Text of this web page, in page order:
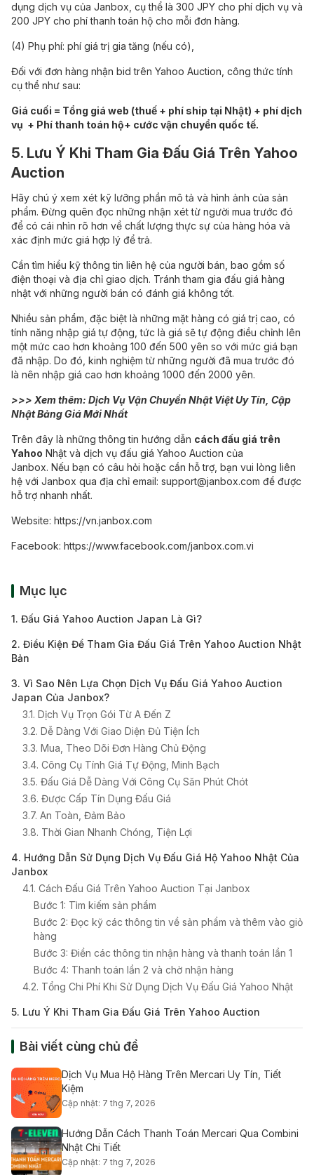
dụng dịch vụ của Janbox, cụ thể là 300 JPY cho phí dịch vụ và
200 JPY cho phí thanh toán hộ cho mỗi đơn hàng.
(4) Phụ phí: phí giá trị gia tăng (nếu có),
Đối với đơn hàng nhận bid trên Yahoo Auction, công thức tính
cụ thể như sau:
Giá cuối = Tổng giá web (thuế + phí ship tại Nhật) + phí dịch
vụ + Phí thanh toán hộ+ cước vận chuyển quốc tế.
5. Lưu Ý Khi Tham Gia Đấu Giá Trên Yahoo
Auction
Hãy chú ý xem xét kỹ lưỡng phần mô tả và hình ảnh của sản
phẩm. Đừng quên đọc những nhận xét từ người mua trước đó
để có cái nhìn rõ hơn về chất lượng thực sự của hàng hóa và
xác định mức giá hợp lý để trả.
Cần tìm hiểu kỹ thông tin liên hệ của người bán, bao gồm số
điện thoại và địa chỉ giao dịch. Tránh tham gia đấu giá hàng
nhật với những người bán có đánh giá không tốt.
Nhiều sản phẩm, đặc biệt là những mặt hàng có giá trị cao, có
tính năng nhập giá tự động, tức là giá sẽ tự động điều chỉnh lên
một mức cao hơn khoảng 100 đến 500 yên so với mức giá bạn
đã nhập. Do đó, kinh nghiệm từ những người đã mua trước đó
là nên nhập giá cao hơn khoảng 1000 đến 2000 yên.
>>> Xem thêm: Dịch Vụ Vận Chuyển Nhật Việt Uy Tín, Cập
Nhật Bảng Giá Mới Nhất
Trên đây là những thông tin hướng dẫn cách đấu giá trên
Yahoo Nhật và dịch vụ đấu giá Yahoo Auction của
Janbox. Nếu bạn có câu hỏi hoặc cần hỗ trợ, bạn vui lòng liên
hệ với Janbox qua địa chỉ email: support@janbox.com để được
hỗ trợ nhanh nhất.
Website: https://vn.janbox.com
Facebook: https://www.facebook.com/janbox.com.vi
Mục lục
1. Đấu Giá Yahoo Auction Japan Là Gì?
2. Điều Kiện Để Tham Gia Đấu Giá Trên Yahoo Auction Nhật
Bản
3. Vì Sao Nên Lựa Chọn Dịch Vụ Đấu Giá Yahoo Auction
Japan Của Janbox?
3.1. Dịch Vụ Trọn Gói Từ A Đến Z
3.2. Dễ Dàng Với Giao Diện Đủ Tiện Ích
3.3. Mua, Theo Dõi Đơn Hàng Chủ Động
3.4. Công Cụ Tính Giá Tự Động, Minh Bạch
3.5. Đấu Giá Dễ Dàng Với Công Cụ Săn Phút Chót
3.6. Được Cấp Tín Dụng Đấu Giá
3.7. An Toàn, Đảm Bảo
3.8. Thời Gian Nhanh Chóng, Tiện Lợi
4. Hướng Dẫn Sử Dụng Dịch Vụ Đấu Giá Hộ Yahoo Nhật Của
Janbox
4.1. Cách Đấu Giá Trên Yahoo Auction Tại Janbox
Bước 1: Tìm kiếm sản phẩm
Bước 2: Đọc kỹ các thông tin về sản phẩm và thêm vào giỏ
hàng
Bước 3: Điền các thông tin nhận hàng và thanh toán lần 1
Bước 4: Thanh toán lần 2 và chờ nhận hàng
4.2. Tổng Chi Phí Khi Sử Dụng Dịch Vụ Đấu Giá Yahoo Nhật
5. Lưu Ý Khi Tham Gia Đấu Giá Trên Yahoo Auction
Bài viết cùng chủ đề
Dịch Vụ Mua Hộ Hàng Trên Mercari Uy Tín, Tiết
Kiệm
Cập nhật: 7 thg 7, 2026
Hướng Dẫn Cách Thanh Toán Mercari Qua Combini
Nhật Chi Tiết
Cập nhật: 7 thg 7, 2026